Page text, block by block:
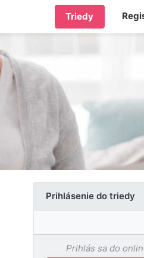
Triedy
Prihlásenie do triedy
Prihlás sa do